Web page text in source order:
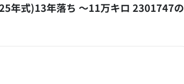
年式)13年落ち ～11万キロ 2301747の